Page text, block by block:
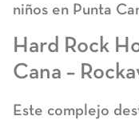
niños en Punta
Hard Rock
Cana –
Este complejo